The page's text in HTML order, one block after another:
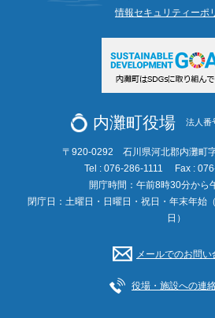
情報セキュリティーポ
内灘町役場 法人番
〒920-0292 石川県河北郡内灘町
Tel : 076-286-1111
Fax :
開庁時間：午前8時30分から
閉庁日：土曜日・日曜日・祝日・年末年始
日）
メールでのお問い
役場・施設への連